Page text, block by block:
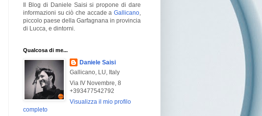
Il Blog di Daniele Saisi si propone di dare
informazioni su ciò che accade a Gallicano
piccolo paese della Garfagnana in provincia
di Lucca, e dintorni.
Qualcosa di me...
Daniele Saisi
Gallicano, LU, Italy
Via IV Novembre, 8
+393477542792
Visualizza il mio profilo
completo